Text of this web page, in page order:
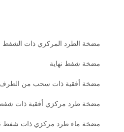
مضخة الطرد المركزي ذات الشفط
مضخة شفط نهاية
مضخة أفقية ذات سحب من الطرف
مضخة طرد مركزي أفقية ذات شفط
مضخة ماء طرد مركزي ذات شفط